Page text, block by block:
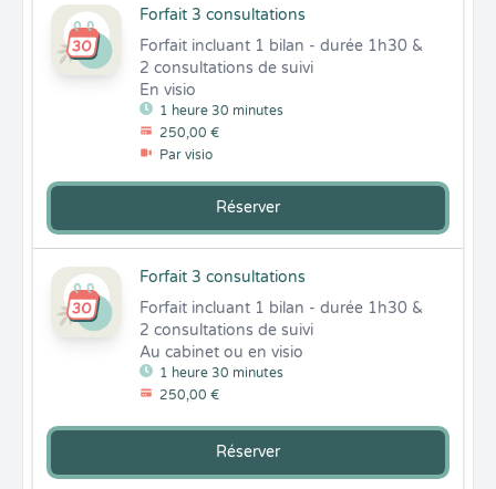
Forfait 3 consultations
1 heure 30 minutes
250,00 €
Par visio
Forfait incluant 1 bilan - durée 1h30 &
2 consultations de suivi
En visio
Réserver
Forfait 3 consultations
1 heure 30 minutes
250,00 €
Forfait incluant 1 bilan - durée 1h30 &
2 consultations de suivi
Au cabinet ou en visio
Réserver